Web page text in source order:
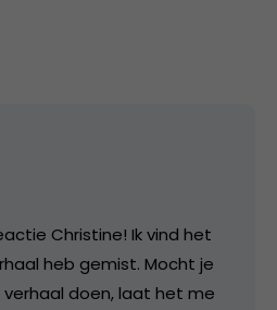
Christine! Ik vind het
heb gemist. Mocht je
doen, laat het me